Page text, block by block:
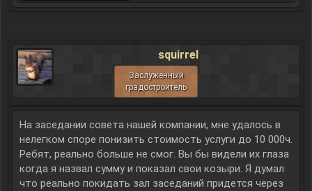
squirrel
Заслуженный
градостроитель
На заседании совета нашей компании, мне удалось в
нелегком споре понизить стоимость услуги до 10 000ч.
Ребят, реально больше не смог. Вы бы видели их глаза
когда я назвал сумму и показал свои козыри. Я думал
что реально покидать зал заседаний придется через